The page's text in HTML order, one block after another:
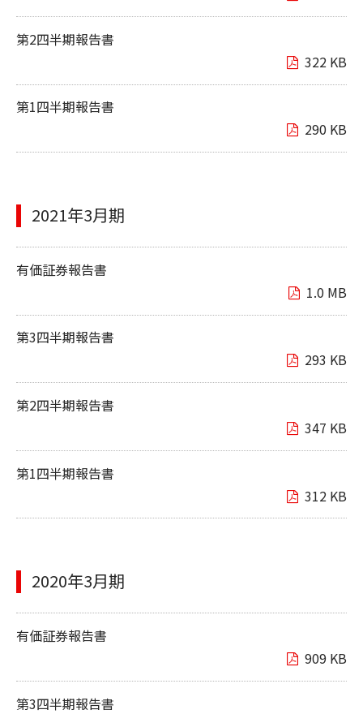
第2四半期報告書
322 KB
第1四半期報告書
290 KB
2021年3月期
有価証券報告書
1.0 MB
第3四半期報告書
293 KB
第2四半期報告書
347 KB
第1四半期報告書
312 KB
2020年3月期
有価証券報告書
909 KB
第3四半期報告書